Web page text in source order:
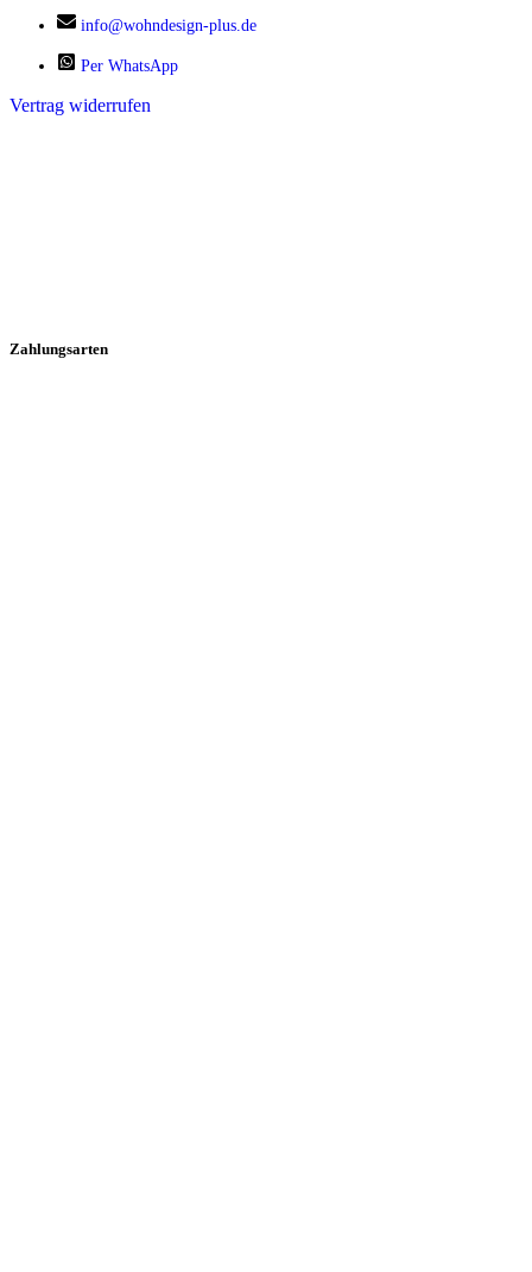
info@wohndesign-plus.de
Per WhatsApp
Vertrag widerrufen
Zahlungsarten